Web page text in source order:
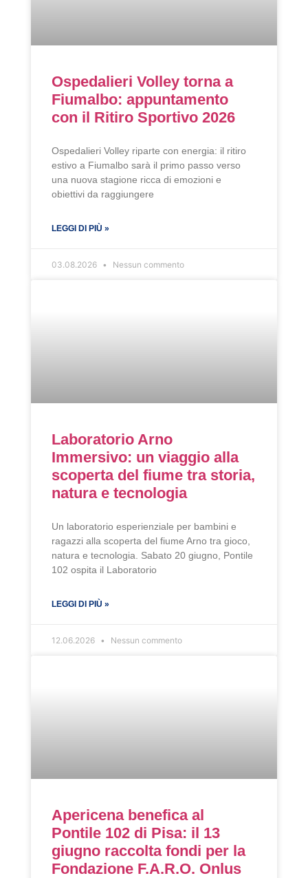
Ospedalieri Volley torna a
Fiumalbo: appuntamento
con il Ritiro Sportivo 2026
Ospedalieri Volley riparte con energia: il ritiro
estivo a Fiumalbo sarà il primo passo verso
una nuova stagione ricca di emozioni e
obiettivi da raggiungere
LEGGI DI PIÙ »
03.08.2026 Nessun commento
Laboratorio Arno
Immersivo: un viaggio alla
scoperta del fiume tra storia,
natura e tecnologia
Un laboratorio esperienziale per bambini e
ragazzi alla scoperta del fiume Arno tra gioco,
natura e tecnologia. Sabato 20 giugno, Pontile
102 ospita il Laboratorio
LEGGI DI PIÙ »
12.06.2026 Nessun commento
Apericena benefica al
Pontile 102 di Pisa: il 13
giugno raccolta fondi per la
Fondazione F.A.R.O. Onlus